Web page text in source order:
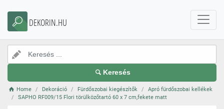
DEKORIN.HU
Keresés
Home Dekoráció Fürdőszobai kiegészítők
Apró fürdőszobai kellékek
SAPHO RF009/15 Flori törülközőtartó 60 x 7 cm,fekete matt